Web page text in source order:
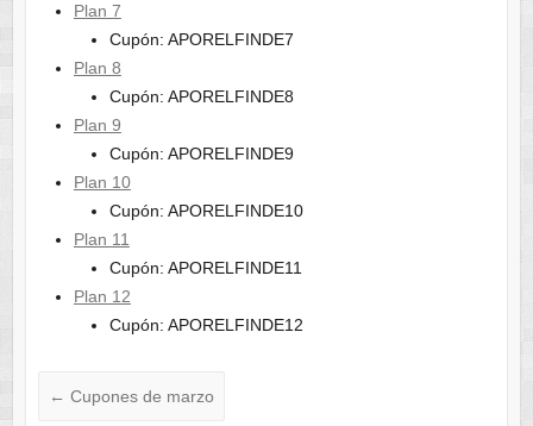
Plan 7
Cupón: APORELFINDE7
Plan 8
Cupón: APORELFINDE8
Plan 9
Cupón: APORELFINDE9
Plan 10
Cupón: APORELFINDE10
Plan 11
Cupón: APORELFINDE11
Plan 12
Cupón: APORELFINDE12
← Cupones de marzo